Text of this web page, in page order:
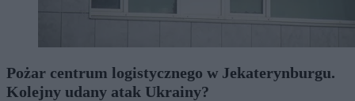
Pożar centrum logistycznego w Jekaterynburgu.
Kolejny udany atak Ukrainy?